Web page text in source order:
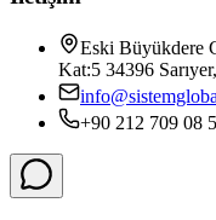
Eski Büyükdere
Kat:5 34396
+90 212 709 08